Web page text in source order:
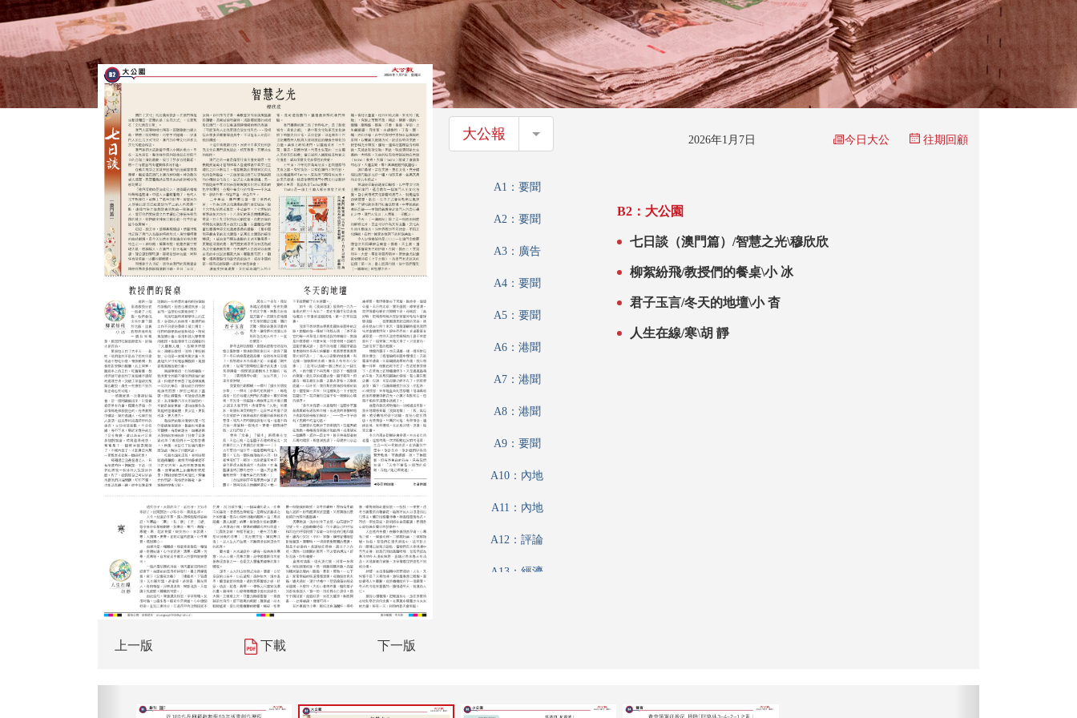
上一版 下載 下一版
大公報 大公報 2026年1月7日 今日大公 往期回顧
A1：要聞
A2：要聞
A3：廣告
A4：要聞
A5：要聞
A6：港聞
A7：港聞
A8：港聞
A9：要聞
A10：內地
A11：內地
A12：評論
A13：經濟
B2：大公園
七日談（澳門篇）/智慧之光\穆欣欣
柳絮紛飛/教授們的餐桌\小 冰
君子玉言/冬天的地壇\小 杳
人生在線/寒\胡 靜